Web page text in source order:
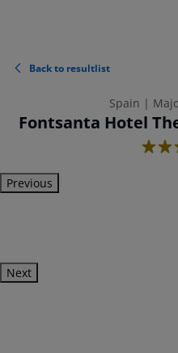
Back to resultlist
Spain |
Fontsanta Hotel
5
Previous
Next